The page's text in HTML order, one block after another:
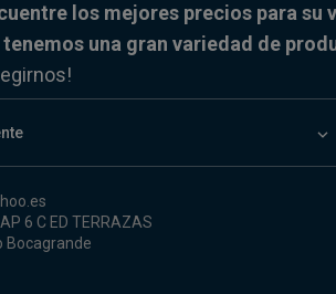
los mejores precios para su
una gran variedad de
keyboard_arrow_down
6 C ED TERRAZAS
Bocagrande